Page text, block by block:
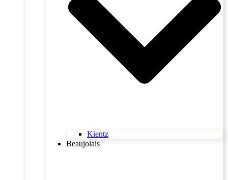
Kientz
Beaujolais